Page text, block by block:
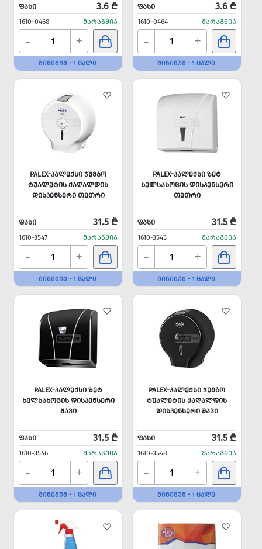
ᲤᲐᲡᲘ
3.6 ₾
1610-0468 ᲛᲐᲠᲐᲒᲨᲘᲐ
- +
ᲛᲘᲜᲘᲛᲣᲛ - 1 ᲪᲐᲚᲘ
ᲤᲐᲡᲘ
3.6 ₾
1610-0464 ᲛᲐᲠᲐᲒᲨᲘᲐ
- +
ᲛᲘᲜᲘᲛᲣᲛ - 1 ᲪᲐᲚᲘ
PALEX-ᲞᲐᲚᲔᲥᲡᲘ ᲯᲣᲛᲑᲝ
ᲢᲣᲐᲚᲔᲢᲘᲡ ᲥᲐᲦᲐᲚᲓᲘᲡ
ᲓᲘᲡᲞᲔᲜᲡᲔᲠᲘ ᲗᲔᲗᲠᲘ
ᲤᲐᲡᲘ 31.5 ₾
1610-3547 ᲛᲐᲠᲐᲒᲨᲘᲐ
- +
ᲛᲘᲜᲘᲛᲣᲛ - 1 ᲪᲐᲚᲘ
PALEX-ᲞᲐᲚᲔᲥᲡᲘ ᲖᲔᲢ
ᲮᲔᲚᲡᲐᲮᲝᲪᲘᲡ ᲓᲘᲡᲞᲔᲜᲡᲔᲠᲘ
ᲗᲔᲗᲠᲘ
ᲤᲐᲡᲘ 31.5 ₾
1610-3545 ᲛᲐᲠᲐᲒᲨᲘᲐ
- +
ᲛᲘᲜᲘᲛᲣᲛ - 1 ᲪᲐᲚᲘ
PALEX-ᲞᲐᲚᲔᲥᲡᲘ ᲖᲔᲢ
ᲮᲔᲚᲡᲐᲮᲝᲪᲘᲡ ᲓᲘᲡᲞᲔᲜᲡᲔᲠᲘ
ᲨᲐᲕᲘ
ᲤᲐᲡᲘ 31.5 ₾
1610-3546 ᲛᲐᲠᲐᲒᲨᲘᲐ
- +
ᲛᲘᲜᲘᲛᲣᲛ - 1 ᲪᲐᲚᲘ
PALEX-ᲞᲐᲚᲔᲥᲡᲘ ᲯᲣᲛᲑᲝ
ᲢᲣᲐᲚᲔᲢᲘᲡ ᲥᲐᲦᲐᲚᲓᲘᲡ
ᲓᲘᲡᲞᲔᲜᲡᲔᲠᲘ ᲨᲐᲕᲘ
ᲤᲐᲡᲘ 31.5 ₾
1610-3548 ᲛᲐᲠᲐᲒᲨᲘᲐ
- +
ᲛᲘᲜᲘᲛᲣᲛ - 1 ᲪᲐᲚᲘ